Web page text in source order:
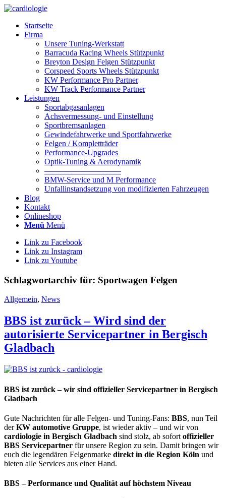
Startseite
Firma
Unsere Tuning-Werkstatt
Barracuda Racing Wheels Stützpunkt
Breyton Design Felgen Stützpunkt
Corspeed Sports Wheels Stützpunkt
KW Performance Pro Partner
KW Track Performance Partner
Leistungen
Sportabgasanlagen
Achsvermessung- und Einstellung
Sportbremsanlagen
Gewindefahrwerke und Sportfahrwerke
Felgen / Kompletträder
Performance-Upgrades
Optik-Tuning & Aerodynamik
—————————–
BMW-Service und M Performance
Unfallinstandsetzung von modifizierten Fahrzeugen
Blog
Kontakt
Onlineshop
Menü Menü
Link zu Facebook
Link zu Instagram
Link zu Youtube
Schlagwortarchiv für: Sportwagen Felgen
Allgemein, News
BBS ist zurück – Wird sind der
autorisierte Servicepartner in Bergisch
Gladbach
BBS ist zurück – wir sind offizieller Servicepartner in Bergisch
Gladbach
Gute Nachrichten für alle Felgen- und Tuning-Fans: BBS, nun Teil
derKW automotive Gruppe, ist wieder aktiv – und wir von
cardiologie in Bergisch Gladbach sind stolz, ab sofort offizieller
BBS Servicepartner für unsere Region zu sein. Damit bringen wir
euch die legendären Felgenmarke direkt in die Region Köln und
bieten alle Services aus einer Hand.
BBS – Performance und Qualität auf höchstem Niveau